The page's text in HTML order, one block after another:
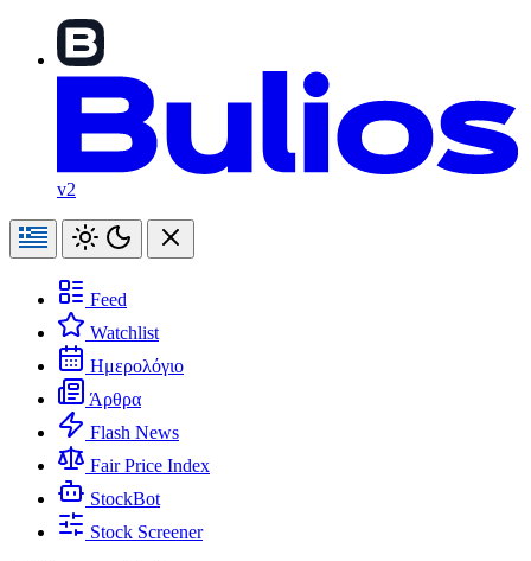
v2
Feed
Watchlist
Ημερολόγιο
Άρθρα
Flash News
Fair Price Index
StockBot
Stock Screener